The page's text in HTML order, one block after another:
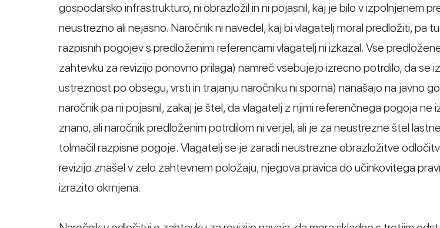
gospodarsko infrastrukturo, ni obrazložil in ni pojasnil, kaj je bilo v izpolnjenem
neustrezno ali nejasno. Naročnik ni navedel, kaj bi vlagatelj moral predložiti, pa
razpisnih pogojev s predloženimi referencami vlagatelj ni izkazal. Vse
zahtevku za revizijo ponovno prilaga) namreč vsebujejo izrecno potrdilo, da se
ustreznost po obsegu, vrsti in trajanju naročniku ni sporna) nanašajo na javno
naročnik pa ni pojasnil, zakaj je štel, da vlagatelj z njimi referenčnega pogoja ne
znano, ali naročnik predloženim potrdilom ni verjel, ali je za neustrezne štel
tolmačil razpisne pogoje. Vlagatelj se je zaradi neustrezne obrazložitve
revizijo znašel v zelo zahtevnem položaju, njegova pravica do učinkovitega
izrazito okrnjena.